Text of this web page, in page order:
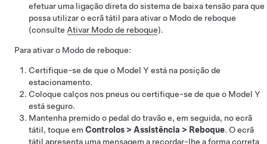
efetuar uma ligação direta do sistema de baixa tensão para que
possa utilizar o ecrã tátil para ativar o Modo de reboque
(consulte Ativar Modo de reboque).
Para ativar o Modo de reboque:
Certifique-se de que o Model Y está na posição de
estacionamento.
Coloque calços nos pneus ou certifique-se de que o Model Y
está seguro.
Mantenha premido o pedal do travão e, em seguida, no ecrã
tátil, toque em Controlos > Assistência > Reboque. O ecrã
tátil apresenta uma mensagem a recordar-lhe a forma correta